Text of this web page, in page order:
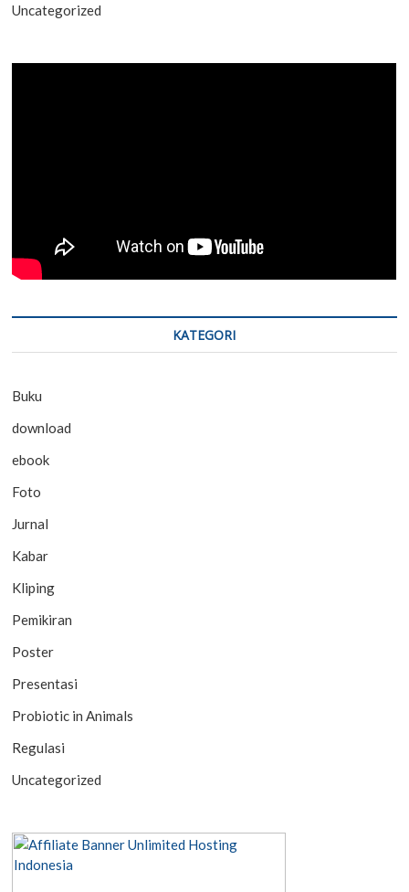
Uncategorized
KATEGORI
Buku
download
ebook
Foto
Jurnal
Kabar
Kliping
Pemikiran
Poster
Presentasi
Probiotic in Animals
Regulasi
Uncategorized